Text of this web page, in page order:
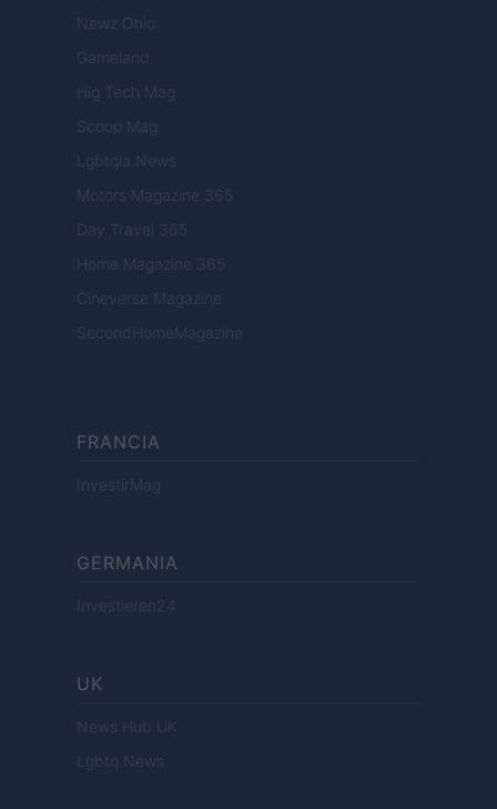
Newz Ohio
Gameland
Hig Tech Mag
Scoop Mag
Lgbtqia News
Motors Magazine 365
Day Travel 365
Home Magazine 365
Cineverse Magazine
SecondHomeMagazine
FRANCIA
InvestirMag
GERMANIA
Investieren24
UK
News Hub UK
Lgbtq News